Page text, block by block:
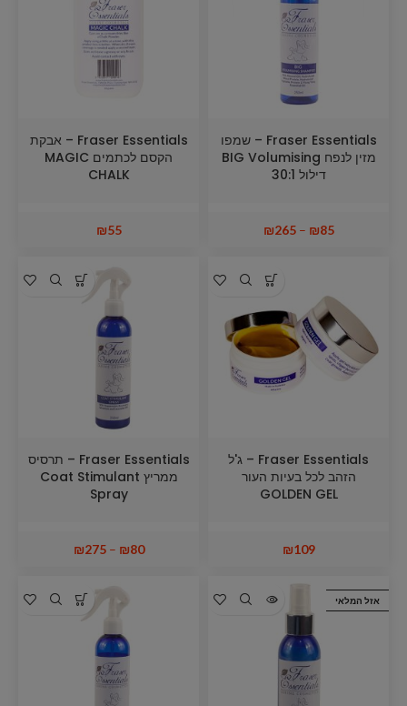
Fraser Essentials – שמפו
מזין לנפח BIG Volumising
דילול 30:1
₪85
–
₪265
Fraser Essentials – אבקת
הקסם לכתמים MAGIC
CHALK
₪55
Fraser Essentials – ג'ל
הזהב לכל בעיות העור
GOLDEN GEL
₪109
Fraser Essentials – תרסיס
ממריץ Coat Stimulant
Spray
₪80
–
₪275
אזל המלאי